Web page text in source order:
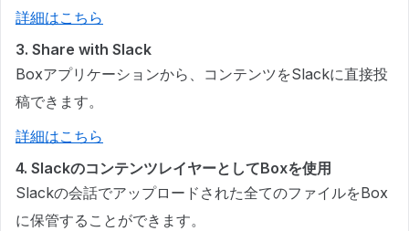
詳細はこちら
3. Share with Slack
Boxアプリケーションから、コンテンツをSlackに直接投
稿できます。
詳細はこちら
4. SlackのコンテンツレイヤーとしてBoxを使用
Slackの会話でアップロードされた全てのファイルをBox
に保管することができます。